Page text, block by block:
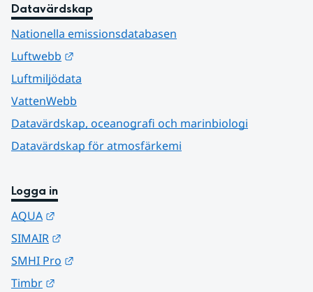
Datavärdskap
Nationella emissionsdatabasen
Luftwebb
Luftmiljödata
VattenWebb
Datavärdskap, oceanografi och marinbiologi
Datavärdskap för atmosfärkemi
Logga in
AQUA
SIMAIR
SMHI Pro
Timbr